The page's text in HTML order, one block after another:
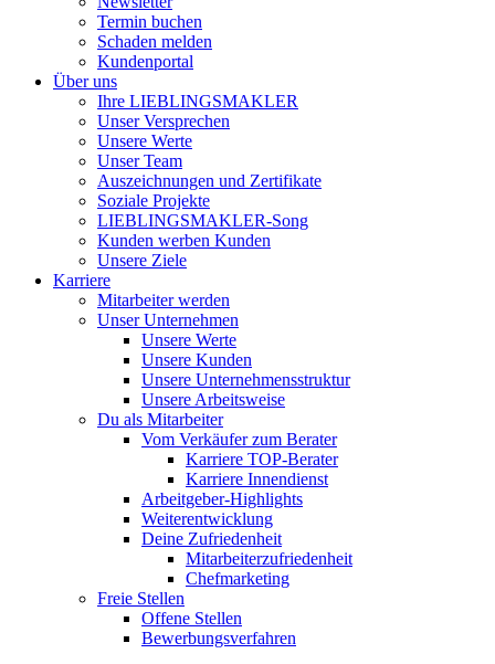
Termin buchen
Schaden melden
Kundenportal
Über uns
Ihre LIEBLINGSMAKLER
Unser Versprechen
Unsere Werte
Unser Team
Auszeichnungen und Zertifikate
Soziale Projekte
LIEBLINGSMAKLER-Song
Kunden werben Kunden
Unsere Ziele
Karriere
Mitarbeiter werden
Unser Unternehmen
Unsere Werte
Unsere Kunden
Unsere Unternehmensstruktur
Unsere Arbeitsweise
Du als Mitarbeiter
Vom Verkäufer zum Berater
Karriere TOP-Berater
Karriere Innendienst
Arbeitgeber-Highlights
Weiterentwicklung
Deine Zufriedenheit
Mitarbeiterzufriedenheit
Chefmarketing
Freie Stellen
Offene Stellen
Bewerbungsverfahren